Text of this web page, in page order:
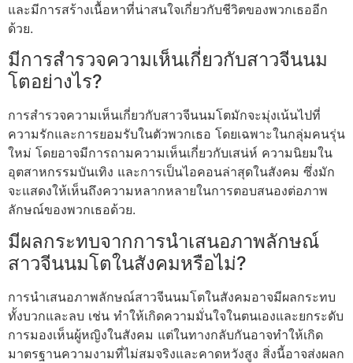
และมีการสร้างเนื้อหาที่น่าสนใจเกี่ยวกับชีวิตของพวกเธออีก
ด้วย.
มีการสำรวจความเห็นเกี่ยวกับสาวจีนนม
โตอย่างไร?
การสำรวจความเห็นเกี่ยวกับสาวจีนนมโตมักจะมุ่งเน้นไปที่
ความรักและการยอมรับในตัวพวกเธอ โดยเฉพาะในกลุ่มคนรุ่น
ใหม่ โดยอาจมีการถามความเห็นเกี่ยวกับเสน่ห์ ความนิยมใน
อุตสาหกรรมบันเทิง และการเป็นไอคอนล่าสุดในสังคม ซึ่งมัก
จะแสดงให้เห็นถึงความหลากหลายในการตอบสนองต่อภาพ
ลักษณ์ของพวกเธอด้วย.
มีผลกระทบจากการนำเสนอภาพลักษณ์
สาวจีนนมโตในสังคมหรือไม่?
การนำเสนอภาพลักษณ์สาวจีนนมโตในสังคมอาจมีผลกระทบ
ทั้งบวกและลบ เช่น ทำให้เกิดความมั่นใจในตนเองและยกระดับ
การมองเห็นผู้หญิงในสังคม แต่ในทางกลับกันอาจทำให้เกิด
มาตรฐานความงามที่ไม่สมจริงและคาดหวังสูง สิ่งนี้อาจส่งผลก